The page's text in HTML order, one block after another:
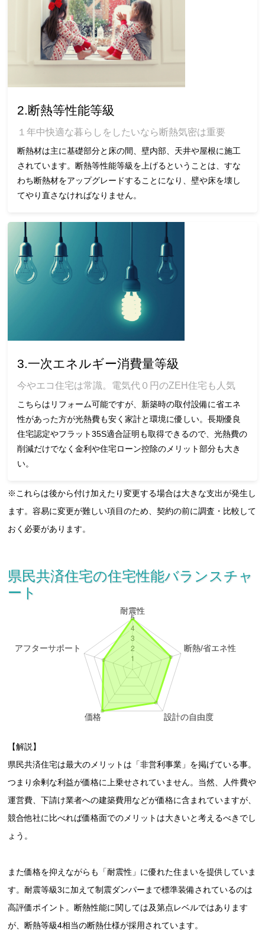
2.断熱等性能等級
１年中快適な暮らしをしたいなら断熱気密は重要
断熱材は主に基礎部分と床の間、壁内部、天井や屋根に施工
されています。断熱等性能等級を上げるということは、すな
わち断熱材をアップグレードすることになり、壁や床を壊し
てやり直さなければなりません。
3.一次エネルギー消費量等級
今やエコ住宅は常識。電気代０円のZEH住宅も人気
こちらはリフォーム可能ですが、新築時の取付設備に省エネ
性があった方が光熱費も安く家計と環境に優しい。長期優良
住宅認定やフラット35S適合証明も取得できるので、光熱費の
削減だけでなく金利や住宅ローン控除のメリット部分も大き
い。
※これらは後から付け加えたり変更する場合は大きな支出が発生し
ます。容易に変更が難しい項目のため、契約の前に調査・比較して
おく必要があります。
県民共済住宅の住宅性能バランスチャ
ート
【解説】
県民共済住宅は最大のメリットは「非営利事業」を掲げている事。
つまり余剰な利益が価格に上乗せされていません。当然、人件費や
運営費、下請け業者への建築費用などが価格に含まれていますが、
競合他社に比べれば価格面でのメリットは大きいと考えるべきでし
ょう。
また価格を抑えながらも「耐震性」に優れた住まいを提供していま
す。耐震等級3に加えて制震ダンパーまで標準装備されているのは
高評価ポイント。断熱性能に関しては及第点レベルではあります
が、断熱等級4相当の断熱仕様が採用されています。